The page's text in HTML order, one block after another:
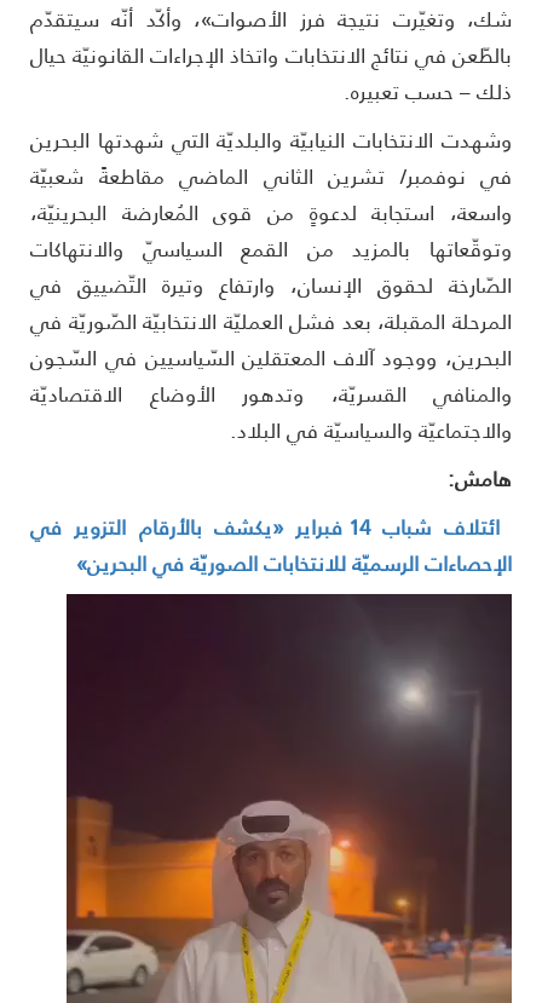
وتغيّرت نتيجة فرز الأصوات»، وأكّد أنّه سيتقدّم
في نتائج الانتخابات واتخاذ الإجراءات القانونيّة حيال
– حسب تعبيره.
الانتخابات النيابيّة والبلديّة التي شهدتها البحرين
نوفمبر/ تشرين الثاني الماضي مقاطعةً شعبيّة
استجابة لدعوةٍ من قوى المُعارضة البحرينيّة،
بالمزيد من القمع السياسيّ والانتهاكات
لحقوق الإنسان، وارتفاع وتيرة التّضييق في
المقبلة، بعد فشل العمليّة الانتخابيّة الصّوريّة في
ووجود آلاف المعتقلين السّياسيين في السّجون
القسريّة، وتدهور الأوضاع الاقتصاديّة
والسياسيّة في البلاد.
ائتلاف شباب 14 فبراير «يكشف بالأرقام التزوير في
الرسميّة للانتخابات الصوريّة في البحرين»